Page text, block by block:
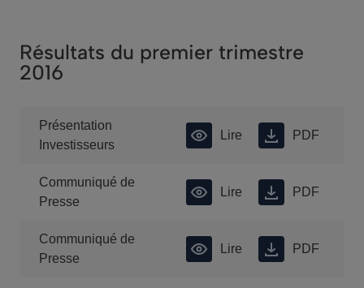
Résultats du premier trimestre
2016
Présentation
Investisseurs
Lire PDF
Communiqué de
Presse
Lire PDF
Communiqué de
Presse
Lire PDF